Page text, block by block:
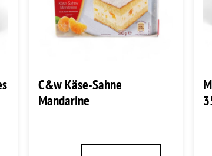
C&w Käse-Sahne
Mandarine